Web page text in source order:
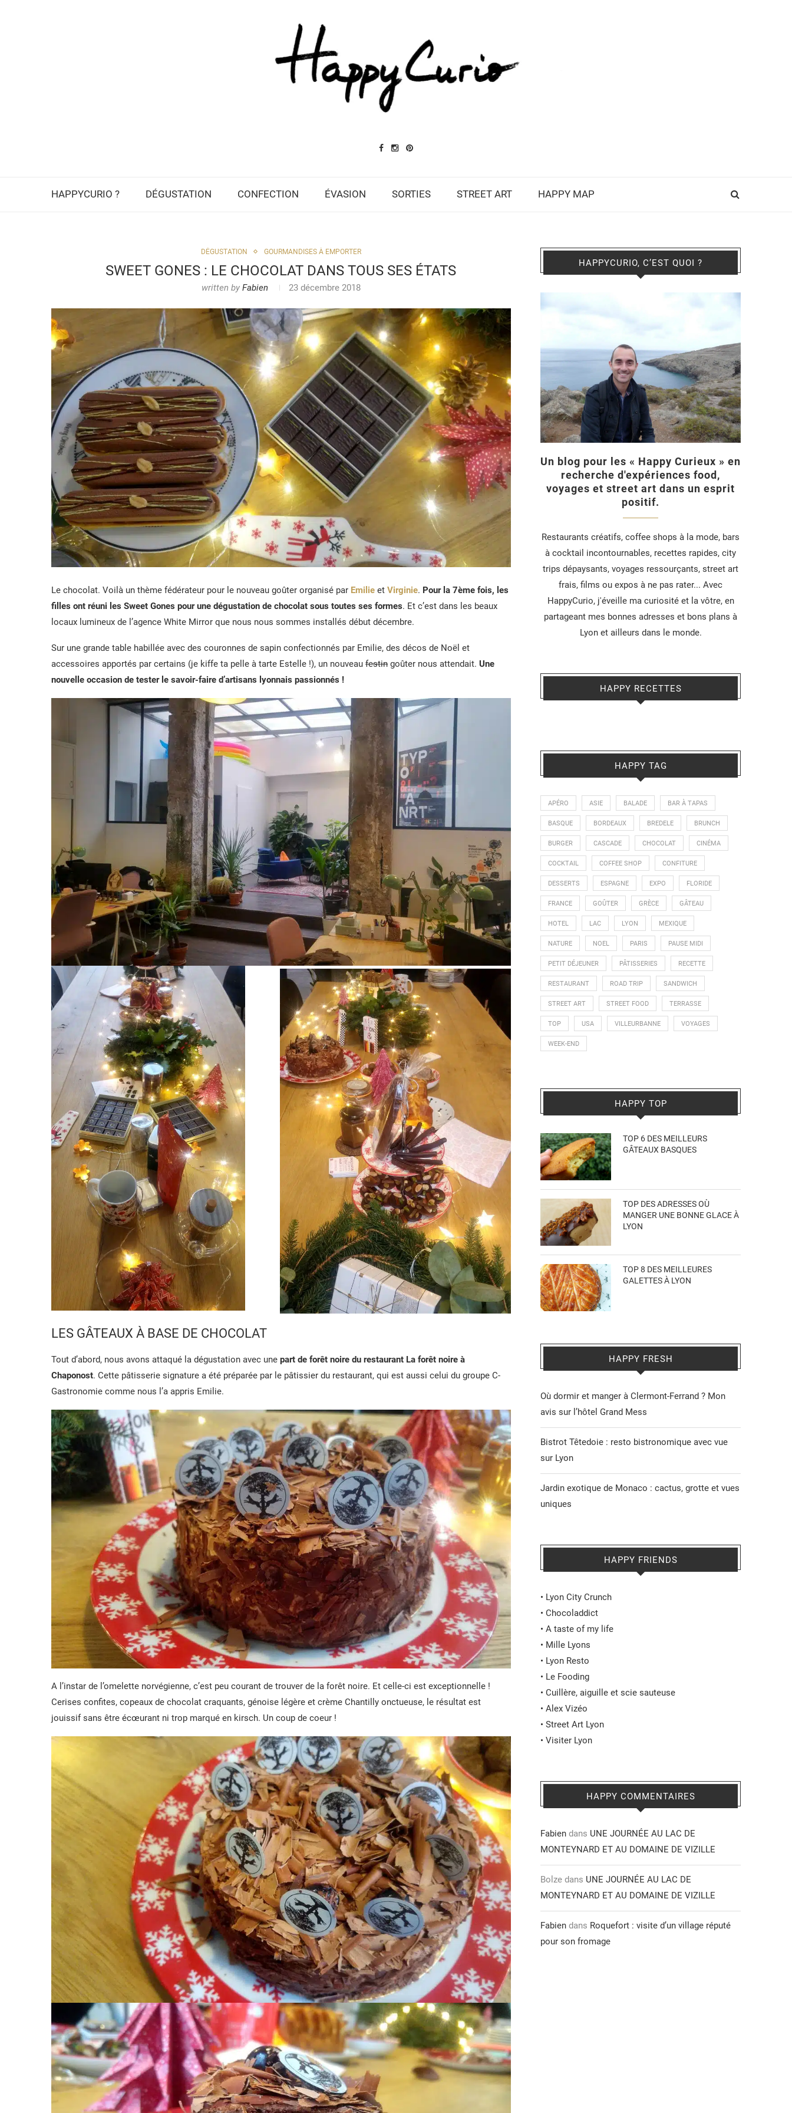
HAPPYCURIO ? DÉGUSTATION CONFECTION ÉVASION SORTIES STREET ART HAPPY MAP
DÉGUSTATION GOURMANDISES À EMPORTER
SWEET GONES : LE CHOCOLAT DANS TOUS SES ÉTATS
written by Fabien 23 décembre 2018
Le chocolat. Voilà un thème fédérateur pour le nouveau goûter organisé par Emilie et Virginie. Pour la 7ème fois, les
filles ont réuni les Sweet Gones pour une dégustation de chocolat sous toutes ses formes. Et c’est dans les beaux
locaux lumineux de l’agence White Mirror que nous nous sommes installés début décembre.
Sur une grande table habillée avec des couronnes de sapin confectionnés par Emilie, des décos de Noël et
accessoires apportés par certains (je kiffe ta pelle à tarte Estelle !), un nouveau festin goûter nous attendait. Une
nouvelle occasion de tester le savoir-faire d’artisans lyonnais passionnés !
LES GÂTEAUX À BASE DE CHOCOLAT
Tout d’abord, nous avons attaqué la dégustation avec une part de forêt noire du restaurant La forêt noire à
Chaponost. Cette pâtisserie signature a été préparée par le pâtissier du restaurant, qui est aussi celui du groupe C-
Gastronomie comme nous l’a appris Emilie.
A l’instar de l’omelette norvégienne, c’est peu courant de trouver de la forêt noire. Et celle-ci est exceptionnelle !
Cerises confites, copeaux de chocolat craquants, génoise légère et crème Chantilly onctueuse, le résultat est
jouissif sans être écœurant ni trop marqué en kirsch. Un coup de coeur !
HAPPYCURIO, C’EST QUOI ?
Un blog pour les « Happy Curieux » en
recherche d'expériences food,
voyages et street art dans un esprit
positif.
Restaurants créatifs, coffee shops à la mode, bars
à cocktail incontournables, recettes rapides, city
trips dépaysants, voyages ressourçants, street art
frais, films ou expos à ne pas rater... Avec
HappyCurio, j'éveille ma curiosité et la vôtre, en
partageant mes bonnes adresses et bons plans à
Lyon et ailleurs dans le monde.
HAPPY RECETTES
HAPPY TAG
APÉRO ASIE BALADE BAR À TAPAS
BASQUE BORDEAUX BREDELE BRUNCH
BURGER CASCADE CHOCOLAT CINÉMA
COCKTAIL COFFEE SHOP CONFITURE
DESSERTS ESPAGNE EXPO FLORIDE
FRANCE GOÛTER GRÈCE GÂTEAU
HOTEL LAC LYON MEXIQUE
NATURE NOEL PARIS PAUSE MIDI
PETIT DÉJEUNER PÂTISSERIES RECETTE
RESTAURANT ROAD TRIP SANDWICH
STREET ART STREET FOOD TERRASSE
TOP USA VILLEURBANNE VOYAGES
WEEK-END
HAPPY TOP
TOP 6 DES MEILLEURS
GÂTEAUX BASQUES
TOP DES ADRESSES OÙ
MANGER UNE BONNE GLACE À
LYON
TOP 8 DES MEILLEURES
GALETTES À LYON
HAPPY FRESH
Où dormir et manger à Clermont-Ferrand ? Mon
avis sur l’hôtel Grand Mess
Bistrot Têtedoie : resto bistronomique avec vue
sur Lyon
Jardin exotique de Monaco : cactus, grotte et vues
uniques
HAPPY FRIENDS
• Lyon City Crunch
• Chocoladdict
• A taste of my life
• Mille Lyons
• Lyon Resto
• Le Fooding
• Cuillère, aiguille et scie sauteuse
• Alex Vizéo
• Street Art Lyon
• Visiter Lyon
HAPPY COMMENTAIRES
Fabien dans UNE JOURNÉE AU LAC DE
MONTEYNARD ET AU DOMAINE DE VIZILLE
Bolze dans UNE JOURNÉE AU LAC DE
MONTEYNARD ET AU DOMAINE DE VIZILLE
Fabien dans Roquefort : visite d’un village réputé
pour son fromage